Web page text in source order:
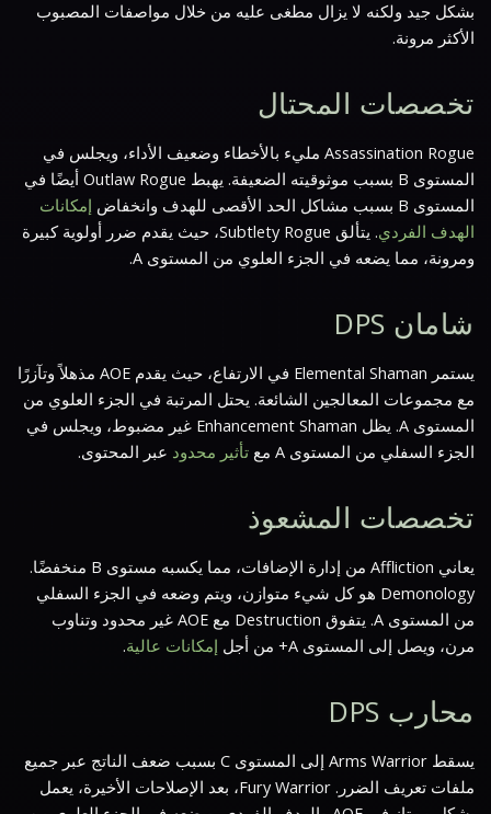
بشكل جيد ولكنه لا يزال مطغى عليه من خلال مواصفات المصبوب
الأكثر مرونة.
تخصصات المحتال
Assassination Rogue مليء بالأخطاء وضعيف الأداء، ويجلس في
المستوى B بسبب موثوقيته الضعيفة. يهبط Outlaw Rogue أيضًا في
المستوى B بسبب مشاكل الحد الأقصى للهدف وانخفاض
إمكانات
الهدف الفردي
. يتألق Subtlety Rogue، حيث يقدم ضرر أولوية كبيرة
ومرونة، مما يضعه في الجزء العلوي من المستوى A.
شامان DPS
يستمر Elemental Shaman في الارتفاع، حيث يقدم AOE مذهلاً وتآزرًا
مع مجموعات المعالجين الشائعة. يحتل المرتبة في الجزء العلوي من
المستوى A. يظل Enhancement Shaman غير مضبوط، ويجلس في
الجزء السفلي من المستوى A مع
تأثير محدود عبر المحتوى.
تخصصات المشعوذ
يعاني Affliction من إدارة الإضافات، مما يكسبه مستوى B منخفضًا.
Demonology هو كل شيء متوازن، ويتم وضعه في الجزء السفلي
من المستوى A. يتفوق Destruction مع AOE غير محدود وتناوب
مرن، ويصل إلى المستوى A+ من أجل
إمكانات عالية.
محارب DPS
يسقط Arms Warrior إلى المستوى C بسبب ضعف الناتج عبر جميع
ملفات تعريف الضرر. Fury Warrior، بعد الإصلاحات الأخيرة، يعمل